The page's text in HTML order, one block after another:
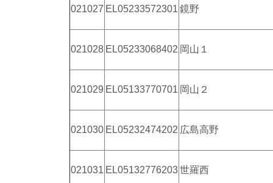
021027 EL05233572301 鏡野
021028 EL05233068402 岡山１
021029 EL05133770701 岡山２
021030 EL05232474202 広島高野
021031 EL05132776203世羅西